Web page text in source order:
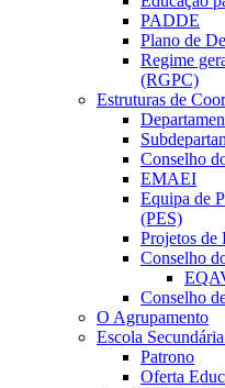
PADDE
Plano de
Regime
(RGPC)
Estruturas de
Conselho
EMAEI
Equipa de
(PES)
Projetos de
Conselho
Conselho
O Agrupamento
Escola
Patrono
Oferta